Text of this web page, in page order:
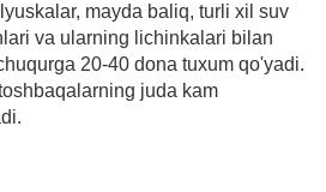
mayda baliq, turli xil suv
va ularning lichinkalari bilan
20-40 dona tuxum qo'yadi.
juda kam